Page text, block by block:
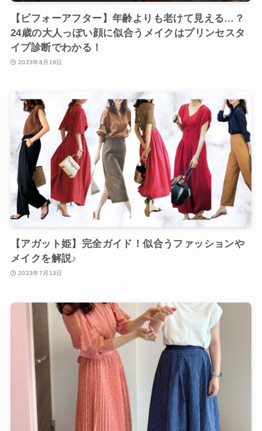
【ビフォーアフター】年齢よりも老けて見える…？
24歳の大人っぽい顔に似合うメイクはプリンセスタ
イプ診断でわかる！
2023年8月19日
【アガット姫】完全ガイド！似合うファッションや
メイクを解説♪
2023年7月13日